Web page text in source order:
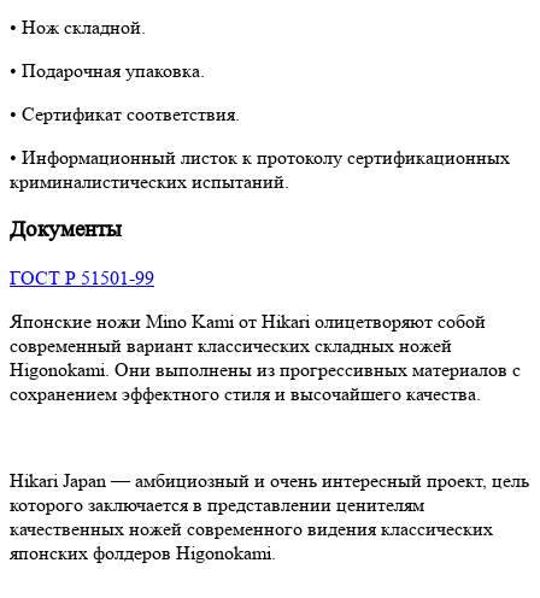
• Нож складной.
• Подарочная упаковка.
• Сертификат соответствия.
• Информационный листок к протоколу сертификационных
криминалистических испытаний.
Документы
ГОСТ Р 51501-99
Японские ножи Mino Kami от Hikari олицетворяют собой
современный вариант классических складных ножей
Higonokami. Они выполнены из прогрессивных материалов с
сохранением эффектного стиля и высочайшего качества.
Hikari Japan — амбициозный и очень интересный проект, цель
которого заключается в представлении ценителям
качественных ножей современного видения классических
японских фолдеров Higonokami.